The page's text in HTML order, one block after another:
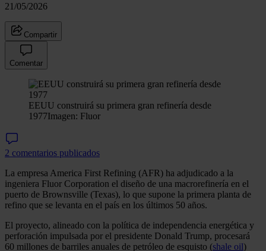
21/05/2026
Compartir
Comentar
EEUU construirá su primera gran refinería desde
1977Imagen: Fluor
2 comentarios publicados
La empresa America First Refining (AFR) ha adjudicado a la
ingeniera Fluor Corporation el diseño de una macrorefinería en el
puerto de Brownsville (Texas), lo que supone la primera planta de
refino que se levanta en el país en los últimos 50 años.
El proyecto, alineado con la política de independencia energética y
perforación impulsada por el presidente Donald Trump, procesará
60 millones de barriles anuales de petróleo de esquisto (shale oil)